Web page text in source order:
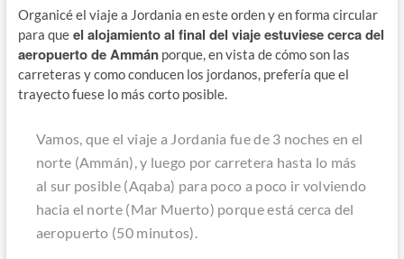
Organicé el viaje a Jordania en este orden y en forma circular
para queel alojamiento al final del viaje estuviese cerca del
aeropuerto de Ammánporque, en vista de cómo son las
carreteras y como conducen los jordanos, prefería que el
trayecto fuese lo más corto posible.
Vamos, que el viaje a Jordania fue de 3 noches en el
norte (Ammán), y luego por carretera hasta lo más
al sur posible (Aqaba) para poco a poco ir volviendo
hacia el norte (Mar Muerto) porque está cerca del
aeropuerto (50 minutos).